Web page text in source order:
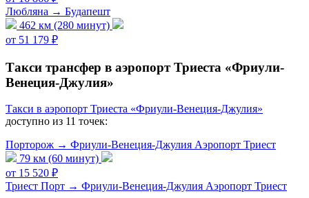
Любляна → Будапешт
462 км (280 минут)
от 51 179 ₽
Такси трансфер в аэропорт Триеста «Фриули-
Венеция-Джулия»
Такси в аэропорт Триеста «Фриули-Венеция-Джулия»
доступно из 11 точек:
Порторож → Фриули-Венеция-Джулия Аэропорт Триест
79 км (60 минут)
от 15 520 ₽
Триест Порт → Фриули-Венеция-Джулия Аэропорт Триест